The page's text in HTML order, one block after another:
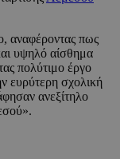
αναφέροντας πως
υψηλό αίσθημα
πολύτιμο έργο
ευρύτερη σχολική
ανεξίτηλο